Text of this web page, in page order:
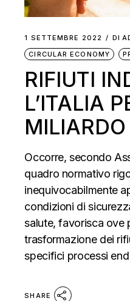
1 SETTEMBRE 2022 DI
CIRCULAR ECONOMY
RIFIUTI
L’ITALIA
MILIARDO
Occorre, secondo
quadro normativo
inequivocabilmente
condizioni di
salute, favorisca ove
trasformazione dei
specifici processi
SHARE